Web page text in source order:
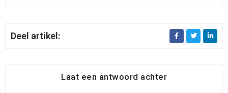
Deel artikel:
Laat een antwoord achter